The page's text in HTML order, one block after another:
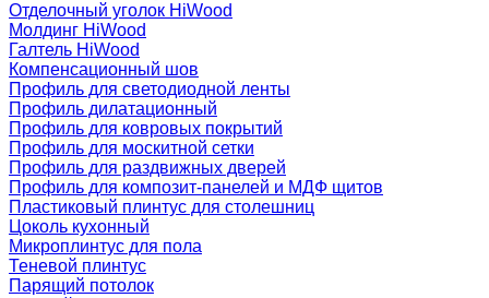
Отделочный уголок HiWood
Молдинг HiWood
Галтель HiWood
Компенсационный шов
Профиль для светодиодной ленты
Профиль дилатационный
Профиль для ковровых покрытий
Профиль для москитной сетки
Профиль для раздвижных дверей
Профиль для композит-панелей и МДФ щитов
Пластиковый плинтус для столешниц
Цоколь кухонный
Микроплинтус для пола
Теневой плинтус
Парящий потолок